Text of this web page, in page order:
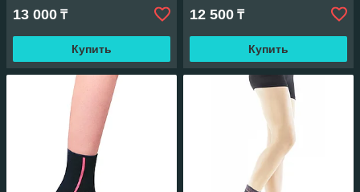
13 000 ₸
Купить
12 500 ₸
Купить